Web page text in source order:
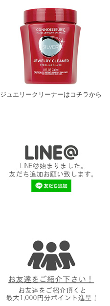
ジュエリークリーナーはコチラから